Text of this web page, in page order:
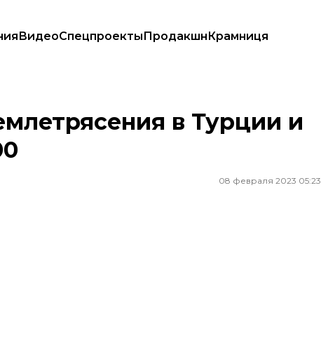
ВидеоСпецпроектыПродакшнКрамниця
7800
в Турции и
08 февраля 2023 05:23